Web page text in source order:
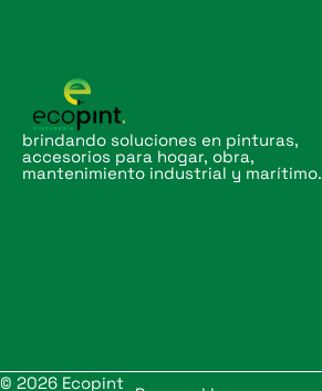
brindando soluciones en pinturas,
accesorios para hogar, obra,
mantenimiento industrial y marítimo.
© 2026 Ecopint